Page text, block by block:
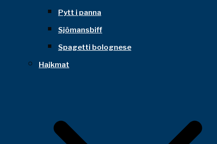
Pytt i panna
Sjömansbiff
Spagetti bolognese
Hajkmat